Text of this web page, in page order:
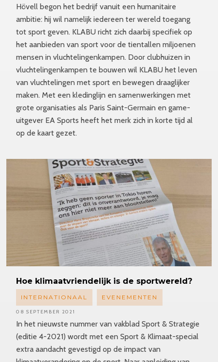
Hövell begon het bedrijf vanuit een humanitaire
ambitie: hij wil namelijk iedereen ter wereld toegang
tot sport geven. KLABU richt zich daarbij specifiek op
het aanbieden van sport voor de tientallen miljoenen
mensen in vluchtelingenkampen. Door clubhuizen in
vluchtelingenkampen te bouwen wil KLABU het leven
van vluchtelingen met sport en bewegen draaglijker
maken. Met een kledinglijn en samenwerkingen met
grote organisaties als Paris Saint-Germain en game-
uitgever EA Sports heeft het merk zich in korte tijd al
op de kaart gezet.
Hoe klimaatvriendelijk is de sportwereld?
In het nieuwste nummer van vakblad Sport & Strategie
(editie 4-2021) wordt met een Sport & Klimaat-special
extra aandacht gevestigd op de impact van
INTERNATIONAAL EVENEMENTEN
08 SEPTEMBER 2021